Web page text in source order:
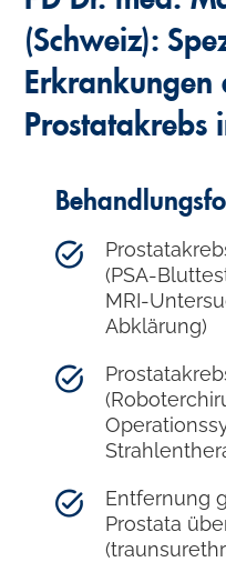
(Schweiz):
Prostatakrebs
(PSA-
MRI-
Abklärung)
Entfernung
Prostata